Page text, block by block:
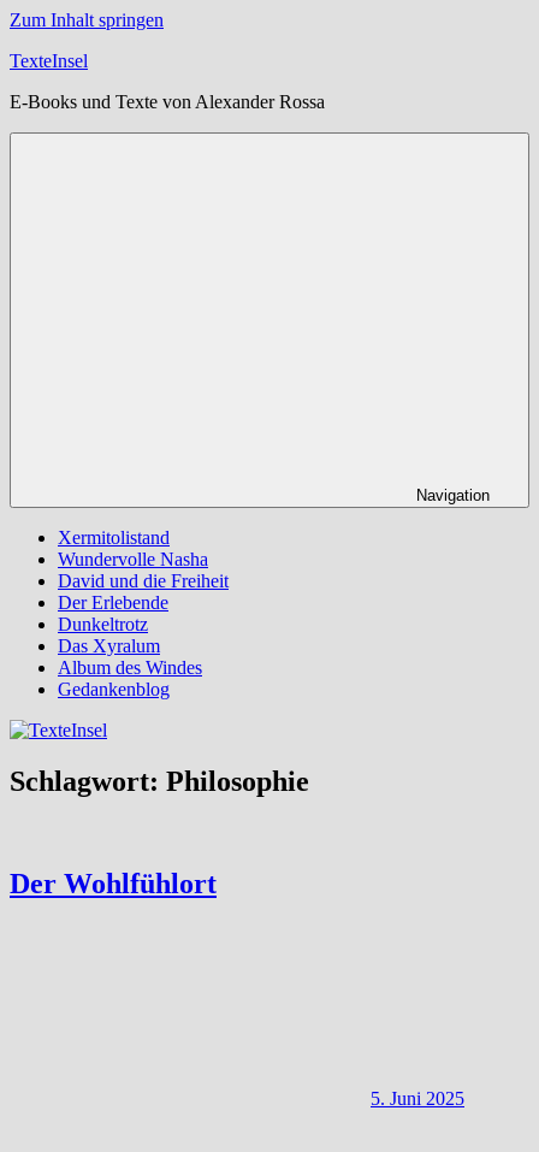
Zum Inhalt springen
TexteInsel
E-Books und Texte von Alexander Rossa
Navigation
Xermitolistand
Wundervolle Nasha
David und die Freiheit
Der Erlebende
Dunkeltrotz
Das Xyralum
Album des Windes
Gedankenblog
Schlagwort: Philosophie
Der Wohlfühlort
5. Juni 2025